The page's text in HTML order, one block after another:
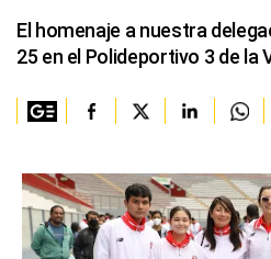
El homenaje a nuestra
25 en el Polideportivo 3 de la